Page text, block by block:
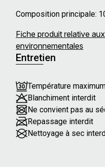
Composition principale:
Fiche produit relative
environnementales
Entretien
Température
Blanchiment interdit
Ne convient pas au
Repassage interdit
Nettoyage à sec